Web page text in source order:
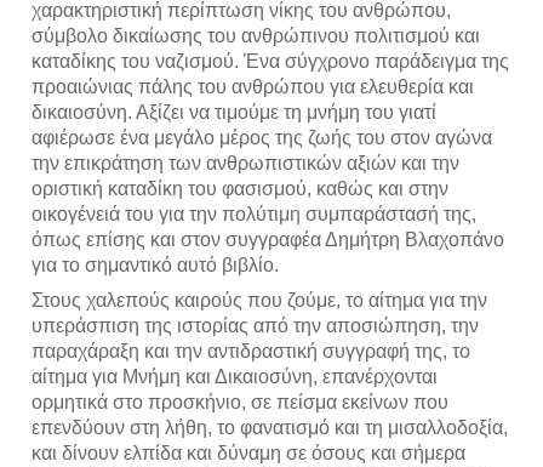
χαρακτηριστική περίπτωση νίκης του ανθρώπου,
σύμβολο δικαίωσης του ανθρώπινου πολιτισμού και
καταδίκης του ναζισμού. Ένα σύγχρονο παράδειγμα της
προαιώνιας πάλης του ανθρώπου για ελευθερία και
δικαιοσύνη. Αξίζει να τιμούμε τη μνήμη του γιατί
αφιέρωσε ένα μεγάλο μέρος της ζωής του στον αγώνα
την επικράτηση των ανθρωπιστικών αξιών και την
οριστική καταδίκη του φασισμού, καθώς και στην
οικογένειά του για την πολύτιμη συμπαράστασή της,
όπως επίσης και στον συγγραφέα Δημήτρη Βλαχοπάνο
για το σημαντικό αυτό βιβλίο.
Στους χαλεπούς καιρούς που ζούμε, το αίτημα για την
υπεράσπιση της ιστορίας από την αποσιώπηση, την
παραχάραξη και την αντιδραστική συγγραφή της, το
αίτημα για Μνήμη και Δικαιοσύνη, επανέρχονται
ορμητικά στο προσκήνιο, σε πείσμα εκείνων που
επενδύουν στη λήθη, το φανατισμό και τη μισαλλοδοξία,
και δίνουν ελπίδα και δύναμη σε όσους και σήμερα